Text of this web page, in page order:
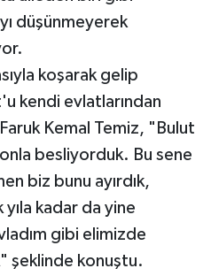
düşünmeyerek
koşarak gelip
kendi evlatlarından
Faruk Kemal Temiz, "Bulut
besliyorduk. Bu sene
biz bunu ayırdık,
kadar da yine
gibi elimizde
şeklinde konuştu.